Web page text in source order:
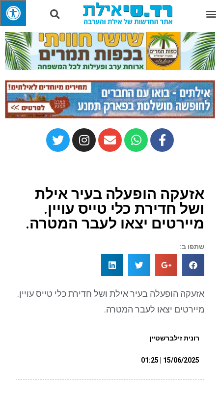
אזעקה הופעלה בעיר אילת
ושל חדירת כלי טייס עויין.
מיירטים יצאו לעבר המטרה.
שתפו ב:
אזעקה הופעלה בעיר אילת ושל חדירת כלי טייס עויין.
מיירטים יצאו לעבר המטרה.
רונית זילברשטיין
15/06/2025 | 01:25